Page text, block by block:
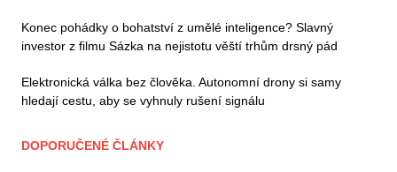
Konec pohádky o bohatství z umělé inteligence? Slavný
investor z filmu Sázka na nejistotu věští trhům drsný pád
Elektronická válka bez člověka. Autonomní drony si samy
hledají cestu, aby se vyhnuly rušení signálu
DOPORUČENÉ ČLÁNKY